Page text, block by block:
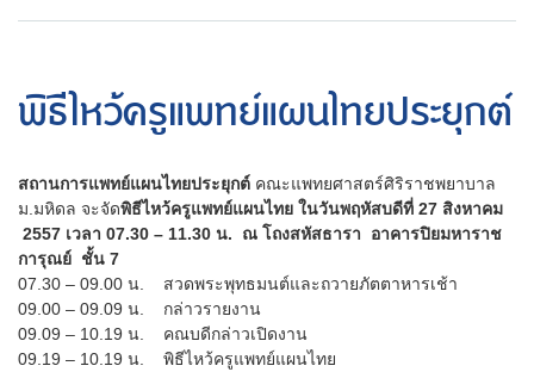
พิธีไหว้ครูแพทย์แผนไทยประยุกต์
สถานการแพทย์แผนไทยประยุกต์ คณะแพทยศาสตร์ศิริราชพยาบาล
ม.มหิดล จะจัดพิธีไหว้ครูแพทย์แผนไทย ในวันพฤหัสบดีที่ 27 สิงหาคม
2557 เวลา 07.30 – 11.30 น. ณ โถงสหัสธารา อาคารปิยมหาราช
การุณย์ ชั้น 7
07.30 – 09.00 น. สวดพระพุทธมนต์และถวายภัตตาหารเช้า
09.00 – 09.09 น. กล่าวรายงาน
09.09 – 10.19 น. คณบดีกล่าวเปิดงาน
09.19 – 10.19 น. พิธีไหว้ครูแพทย์แผนไทย